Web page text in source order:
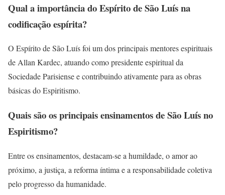
Qual a importância do Espírito de São Luís na
codificação espírita?
O Espírito de São Luís foi um dos principais mentores espirituais
de Allan Kardec, atuando como presidente espiritual da
Sociedade Parisiense e contribuindo ativamente para as obras
básicas do Espiritismo.
Quais são os principais ensinamentos de São Luís no
Espiritismo?
Entre os ensinamentos, destacam-se a humildade, o amor ao
próximo, a justiça, a reforma íntima e a responsabilidade coletiva
pelo progresso da humanidade.